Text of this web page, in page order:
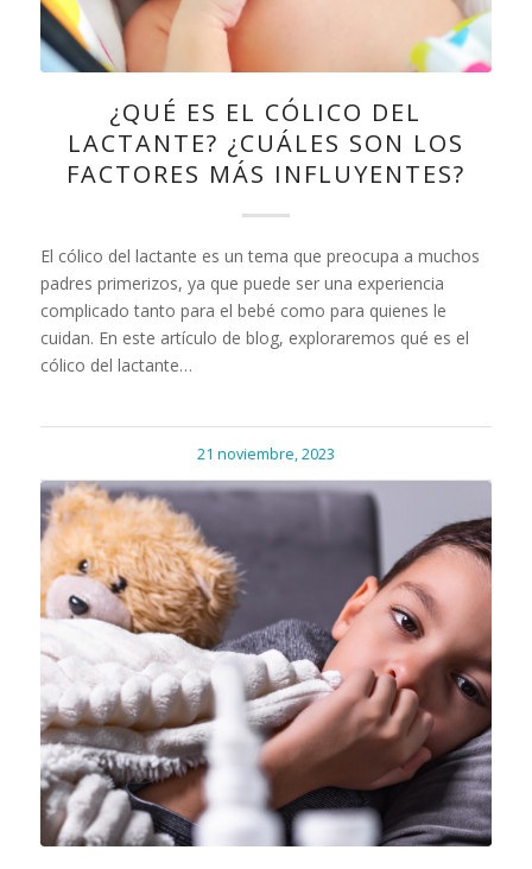
¿QUÉ ES EL CÓLICO DEL
LACTANTE? ¿CUÁLES SON LOS
FACTORES MÁS INFLUYENTES?
El cólico del lactante es un tema que preocupa a muchos
padres primerizos, ya que puede ser una experiencia
complicado tanto para el bebé como para quienes le
cuidan. En este artículo de blog, exploraremos qué es el
cólico del lactante…
21 noviembre, 2023